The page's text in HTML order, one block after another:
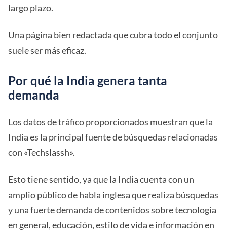
largo plazo.
Una página bien redactada que cubra todo el conjunto
suele ser más eficaz.
Por qué la India genera tanta
demanda
Los datos de tráfico proporcionados muestran que la
India es la principal fuente de búsquedas relacionadas
con «Techslassh».
Esto tiene sentido, ya que la India cuenta con un
amplio público de habla inglesa que realiza búsquedas
y una fuerte demanda de contenidos sobre tecnología
en general, educación, estilo de vida e información en